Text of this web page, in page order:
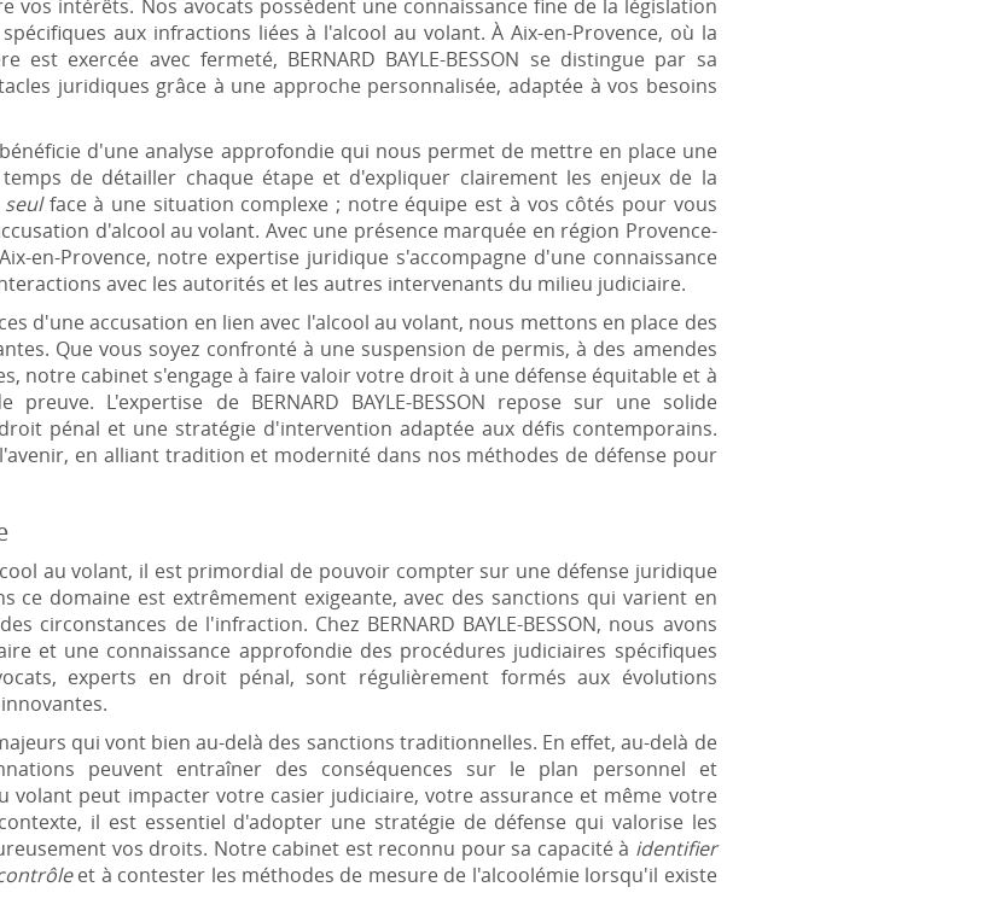
vos intérêts. Nos avocats possèdent une connaissance fine de la législation
aux infractions liées à l'alcool au volant. À Aix-en-Provence, où la
exercée avec fermeté, BERNARD BAYLE-BESSON se distingue par sa
juridiques grâce à une approche personnalisée, adaptée à vos besoins
d'une analyse approfondie qui nous permet de mettre en place une
de détailler chaque étape et d'expliquer clairement les enjeux de la
face à une situation complexe ; notre équipe est à vos côtés pour vous
d'alcool au volant. Avec une présence marquée en région Provence-
en-Provence, notre expertise juridique s'accompagne d'une connaissance
avec les autorités et les autres intervenants du milieu judiciaire.
d'une accusation en lien avec l'alcool au volant, nous mettons en place des
Que vous soyez confronté à une suspension de permis, à des amendes
notre cabinet s'engage à faire valoir votre droit à une défense équitable et à
L'expertise de BERNARD BAYLE-BESSON repose sur une solide
pénal et une stratégie d'intervention adaptée aux défis contemporains.
en alliant tradition et modernité dans nos méthodes de défense pour
au volant, il est primordial de pouvoir compter sur une défense juridique
ce domaine est extrêmement exigeante, avec des sanctions qui varient en
circonstances de l'infraction. Chez BERNARD BAYLE-BESSON, nous avons
et une connaissance approfondie des procédures judiciaires spécifiques
experts en droit pénal, sont régulièrement formés aux évolutions
qui vont bien au-delà des sanctions traditionnelles. En effet, au-delà de
peuvent entraîner des conséquences sur le plan personnel et
volant peut impacter votre casier judiciaire, votre assurance et même votre
il est essentiel d'adopter une stratégie de défense qui valorise les
vos droits. Notre cabinet est reconnu pour sa capacité à identifier
et à contester les méthodes de mesure de l'alcoolémie lorsqu'il existe